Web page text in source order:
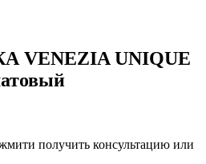
VENEZIA UNIQUE
получить консультацию или